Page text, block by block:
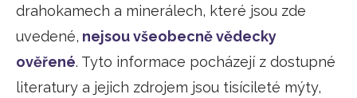
drahokamech a minerálech, které jsou zde
uvedené, nejsou všeobecně vědecky
ověřené. Tyto informace pocházejí z dostupné
literatury a jejich zdrojem jsou tisícileté mýty,